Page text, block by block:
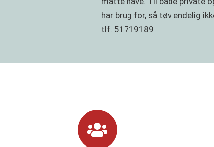
har brug for, så tøv endelig
tlf. 51719189